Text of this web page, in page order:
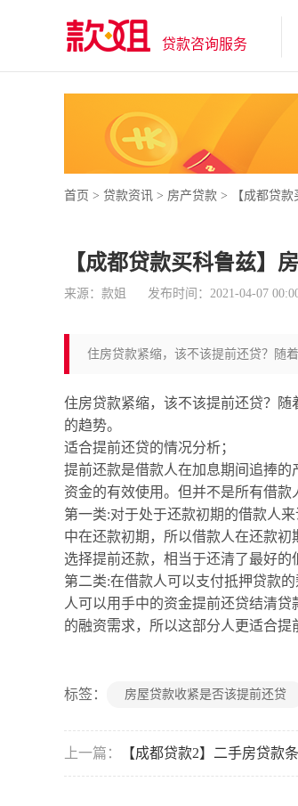
贷款咨询服务
首页 > 贷款资讯 > 房产贷款 > 【成都贷
【成都贷款买科鲁兹】
来源：款姐 发布时间：2021-04-07
住房贷款紧缩，该不该提前还贷？随
住房贷款紧缩，该不该提前还贷？
的趋势。
适合提前还贷的情况分析；
提前还款是借款人在加息期间追捧
资金的有效使用。但并不是所有借款
第一类:对于处于还款初期的借款人
中在还款初期，所以借款人在还款
选择提前还款，相当于还清了最好的
第二类:在借款人可以支付抵押贷款
人可以用手中的资金提前还贷结清
的融资需求，所以这部分人更适合提
标签： 房屋贷款收紧是否该提前还贷
上一篇： 【成都贷款2】二手房贷款